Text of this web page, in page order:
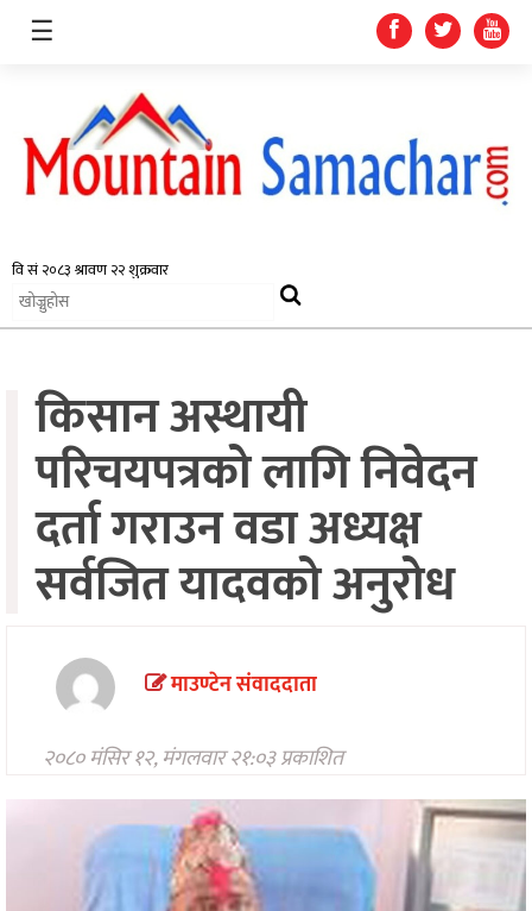
समाचार
प्रदेश
अर्थतन्त्र
स्वास्थ्य
अन्तर्राष्ट्रिय
मनोरन्जन
अन्तरवार्ता/
खेलकुद
☰
किसान अस्थायी
परिचयपत्रको लागि निवेदन
दर्ता गराउन वडा अध्यक्ष
सर्वजित यादवको अनुरोध
माउण्टेन संवाददाता
२०८० मंसिर १२, मंगलवार २१:०३ प्रकाशित